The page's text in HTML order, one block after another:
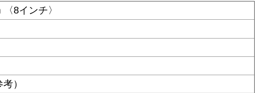
8インチ〉
）